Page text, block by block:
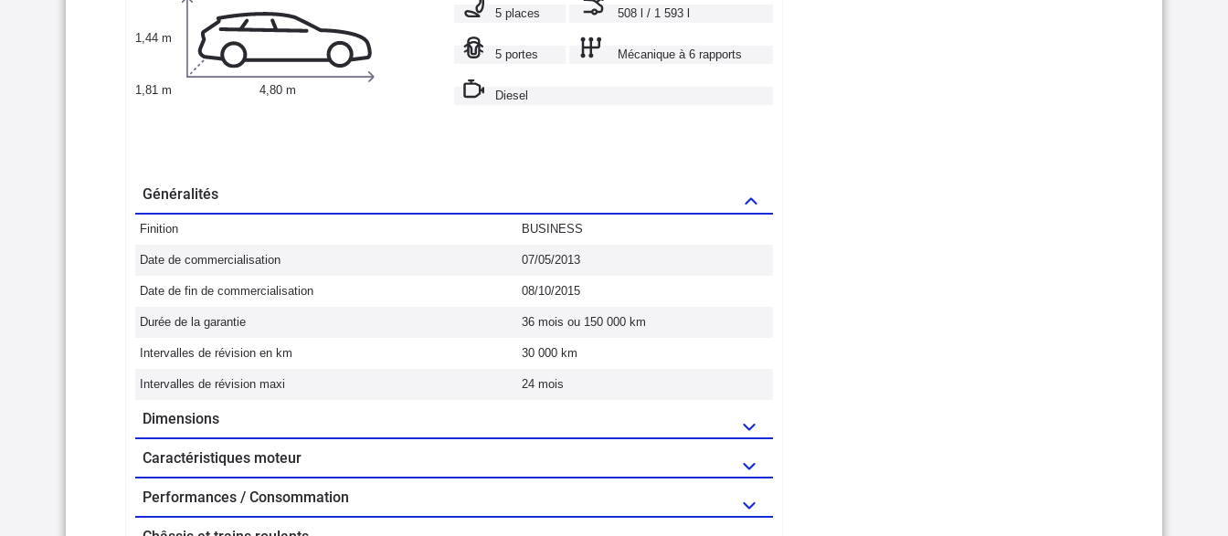
1,44 m
1,81 m 4,80 m
5 places 508 l / 1 593 l
5 portes Mécanique à 6 rapports
Diesel
Généralités
Finition BUSINESS
Date de commercialisation 07/05/2013
Date de fin de commercialisation 08/10/2015
Durée de la garantie 36 mois ou 150 000 km
Intervalles de révision en km 30 000 km
Intervalles de révision maxi 24 mois
Dimensions
Caractéristiques moteur
Performances / Consommation